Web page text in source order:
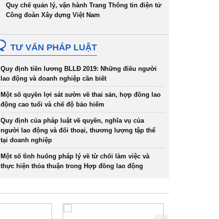
Quy chế quản lý, vận hành Trang Thông tin điện tử
Công đoàn Xây dựng Việt Nam
TƯ VẤN PHÁP LUẬT
Quy định tiền lương BLLĐ 2019: Những điều người
lao động và doanh nghiệp cần biết
Một số quyền lợi sát sườn về thai sản, hợp đồng lao
động cao tuổi và chế độ bảo hiểm
Quy định của pháp luật về quyền, nghĩa vụ của
người lao động và đối thoại, thương lượng tập thể
tại doanh nghiệp
Một số tình huống pháp lý về từ chối làm việc và
thực hiện thỏa thuận trong Hợp đồng lao động